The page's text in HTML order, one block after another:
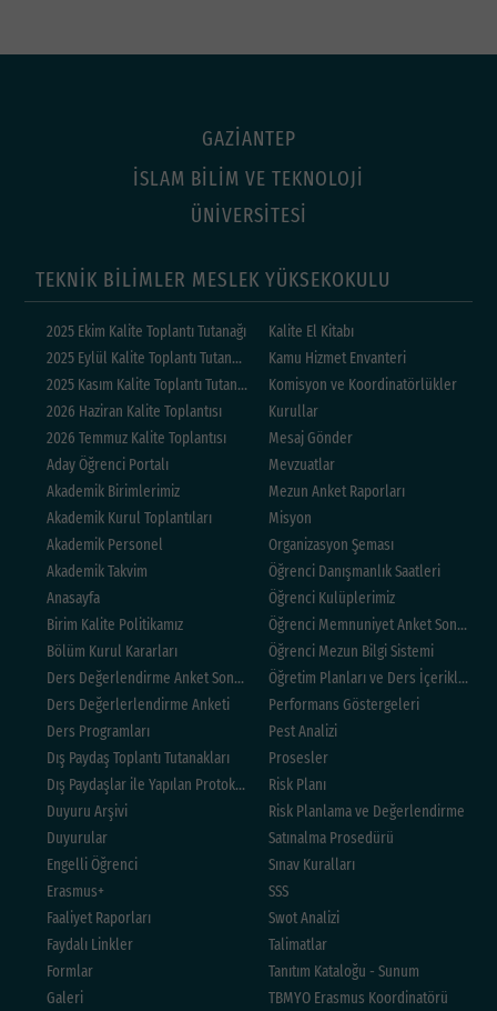
GAZİANTEP
İSLAM BİLİM VE TEKNOLOJİ
ÜNİVERSİTESİ
TEKNİK BİLİMLER MESLEK YÜKSEKOKULU
2025 Ekim Kalite Toplantı Tutanağı
2025 Eylül Kalite Toplantı Tutanağı
2025 Kasım Kalite Toplantı Tutanağı
2026 Haziran Kalite Toplantısı
2026 Temmuz Kalite Toplantısı
Aday Öğrenci Portalı
Akademik Birimlerimiz
Akademik Kurul Toplantıları
Akademik Personel
Akademik Takvim
Anasayfa
Birim Kalite Politikamız
Bölüm Kurul Kararları
Ders Değerlendirme Anket Sonuçları
Ders Değerlerlendirme Anketi
Ders Programları
Dış Paydaş Toplantı Tutanakları
Dış Paydaşlar ile Yapılan Protokoller
Duyuru Arşivi
Duyurular
Engelli Öğrenci
Erasmus+
Faaliyet Raporları
Faydalı Linkler
Formlar
Galeri
Kalite El Kitabı
Kamu Hizmet Envanteri
Komisyon ve Koordinatörlükler
Kurullar
Mesaj Gönder
Mevzuatlar
Mezun Anket Raporları
Misyon
Organizasyon Şeması
Öğrenci Danışmanlık Saatleri
Öğrenci Kulüplerimiz
Öğrenci Memnuniyet Anket Sonuçları
Öğrenci Mezun Bilgi Sistemi
Öğretim Planları ve Ders İçerikleri
Performans Göstergeleri
Pest Analizi
Prosesler
Risk Planı
Risk Planlama ve Değerlendirme
Satınalma Prosedürü
Sınav Kuralları
SSS
Swot Analizi
Talimatlar
Tanıtım Kataloğu - Sunum
TBMYO Erasmus Koordinatörü